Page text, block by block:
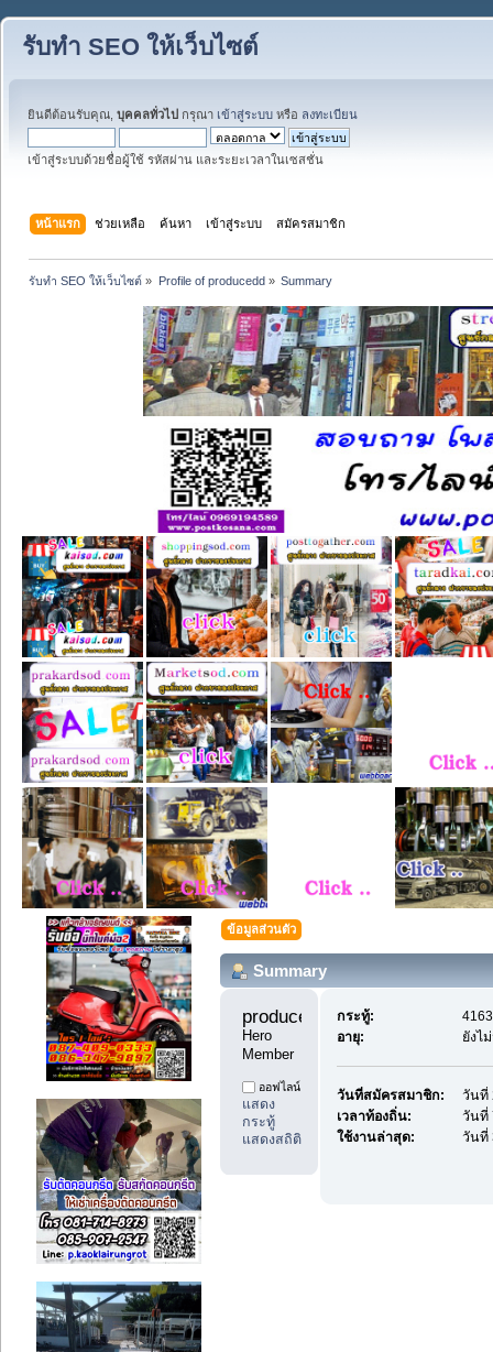
รับทำ SEO ให้เว็บไซต์
ยินดีต้อนรับคุณ, บุคคลทั่วไป กรุณา เข้าสู่ระบบ หรือ ลงทะเบียน
เข้าสู่ระบบด้วยชื่อผู้ใช้ รหัสผ่าน และระยะเวลาในเซสชั่น
หน้าแรก ช่วยเหลือ ค้นหา เข้าสู่ระบบ สมัครสมาชิก
รับทำ SEO ให้เว็บไซต์ » Profile of producedd» Summary
ข้อมูลส่วนตัว
Summary
Hero
Member
ออฟไลน์
แสดง
กระทู้
แสดงสถิติ
กระทู้:
อายุ:
ยังไ
วันที่สมัครสมาชิก:
วันที่
เวลาท้องถิ่น:
วันที่
ใช้งานล่าสุด:
วันที่